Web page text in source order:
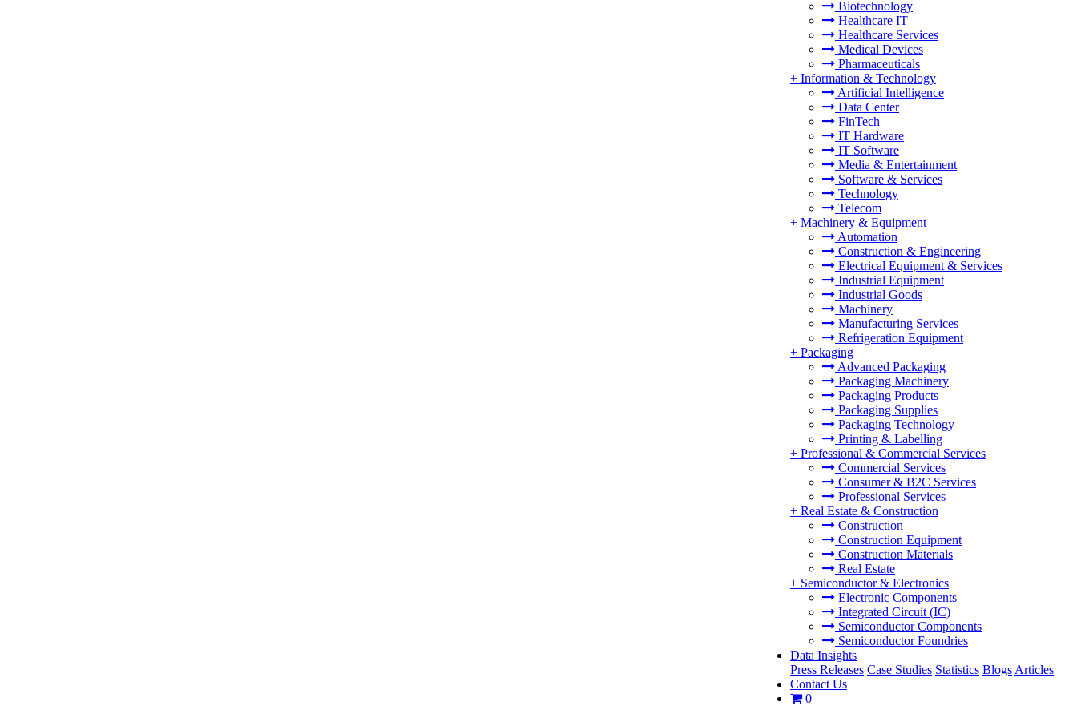
Biotechnology
Healthcare IT
Healthcare Services
Medical Devices
Pharmaceuticals
+ Information & Technology
Artificial Intelligence
Data Center
FinTech
IT Hardware
IT Software
Media & Entertainment
Software & Services
Technology
Telecom
+ Machinery & Equipment
Automation
Construction & Engineering
Electrical Equipment & Services
Industrial Equipment
Industrial Goods
Machinery
Manufacturing Services
Refrigeration Equipment
+ Packaging
Advanced Packaging
Packaging Machinery
Packaging Products
Packaging Supplies
Packaging Technology
Printing & Labelling
+ Professional & Commercial Services
Commercial Services
Consumer & B2C Services
Professional Services
+ Real Estate & Construction
Construction
Construction Equipment
Construction Materials
Real Estate
+ Semiconductor & Electronics
Electronic Components
Integrated Circuit (IC)
Semiconductor Components
Semiconductor Foundries
Data Insights
Press Releases Case Studies Statistics Blogs Articles
Contact Us
0